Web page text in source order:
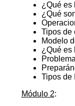
¿Qué es
¿Qué
Tipos de
Modelo
¿Qué es
Tipos de
Módulo 2: